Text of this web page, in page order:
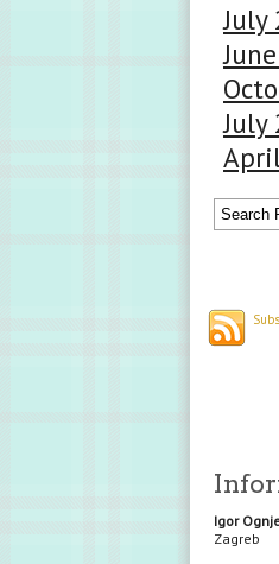
July
July
Igor
Zagreb